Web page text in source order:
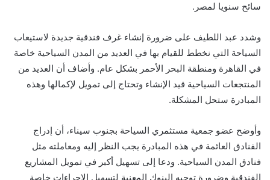
سائح سنويا لمصر.
وشدد عبد اللطيف على ضرورة إنشاء غرف فندقية جديدة لاستيعاب
السياحة التي نخطط للقيام بها في العديد من المدن السياحية خاصة
في القاهرة ومنطقة البحر الأحمر بشكل عام. وأضاف أن العديد من
المنتجعات السياحية قيد الإنشاء وتحتاج إلى تمويل لإكمالها وهذه
المبادرة ستحل المشكلة.
وأوضح عضو جمعية مستثمري السياحة بجنوب سيناء، أن إدراج
الفنادق العائمة في هذه المبادرة يجب النظر إليه ومعاملته مثل
فنادق المدن السياحية. ودعا إلى تسهيل أكبر في تمويل المشاريع
الفندقية وضرورة توجيه البنوك المعنية لتسهيل الإجراءات خاصة